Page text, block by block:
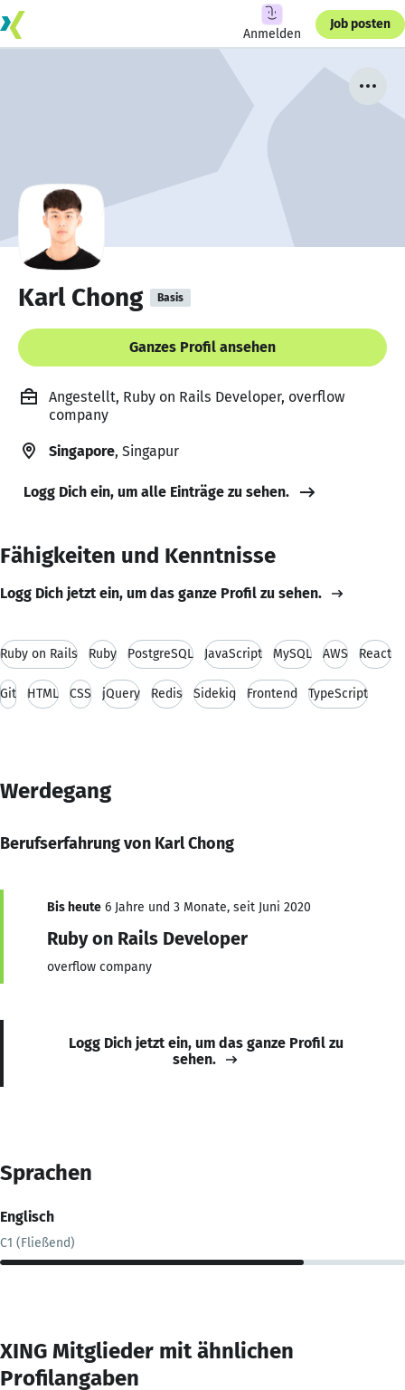
Anmelden
Job posten
Karl Chong Basis
Ganzes Profil ansehen
Angestellt, Ruby on Rails Developer, overflow
company
Singapore, Singapur
Logg Dich ein, um alle Einträge zu sehen.
Fähigkeiten und Kenntnisse
Logg Dich jetzt ein, um das ganze Profil zu sehen.
Ruby on Rails Ruby PostgreSQL JavaScript MySQL AWS React
Git HTML CSS jQuery Redis Sidekiq Frontend TypeScript
Werdegang
Berufserfahrung von Karl Chong
Bis heute 6 Jahre und 3 Monate, seit Juni 2020
Ruby on Rails Developer
overflow company
Logg Dich jetzt ein, um das ganze Profil zu
sehen.
Sprachen
Englisch
C1 (Fließend)
XING Mitglieder mit ähnlichen
Profilangaben